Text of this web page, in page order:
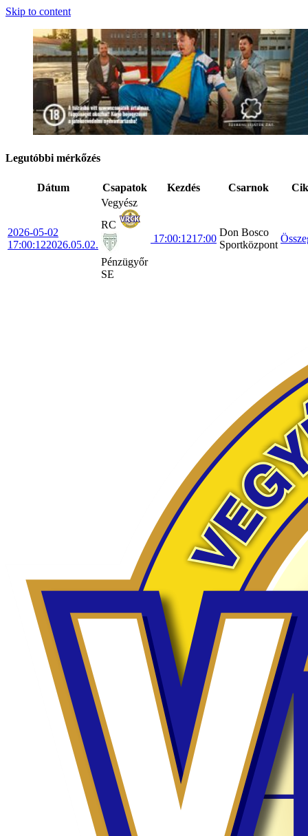
Skip to content
Legutóbbi mérkőzés
Dátum Csapatok Kezdés Csarnok
2026-05-02
17:00:122026.05.02.
Vegyész
RC
Pénzügyőr
SE
17:00:1217:00
Don Bosco
Sportközpont